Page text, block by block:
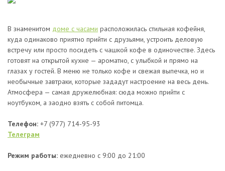
В знаменитом доме с часами расположилась стильная кофейня,
куда одинаково приятно прийти с друзьями, устроить деловую
встречу или просто посидеть с чашкой кофе в одиночестве. Здесь
готовят на открытой кухне — ароматно, с улыбкой и прямо на
глазах у гостей. В меню не только кофе и свежая выпечка, но и
необычные завтраки, которые зададут настроение на весь день.
Атмосфера — самая дружелюбная: сюда можно прийти с
ноутбуком, а заодно взять с собой питомца.
Телефон: +7 (977) 714-95-93
Телеграм
Режим работы: ежедневно с 9:00 до 21:00